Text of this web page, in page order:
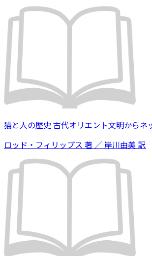
猫と人の歴史 古代オリエント文明からネ
ロッド・フィリップス 著 ／ 岸川由美 訳